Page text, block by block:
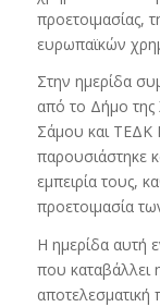
προετοιμασίας,
ευρωπαϊκών
Στην ημερίδα
από το Δήμο της
Σάμου και ΤΕΔΚ
παρουσιάστηκε
εμπειρία τους,
προετοιμασία
Η ημερίδα αυτή
που καταβάλλει